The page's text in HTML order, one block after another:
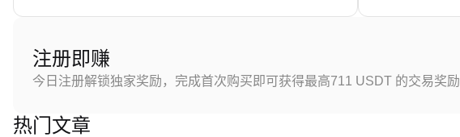
注册即赚
今日注册解锁独家奖励，完成首次购买即可获得最高711 USDT 的交易奖励
热门文章